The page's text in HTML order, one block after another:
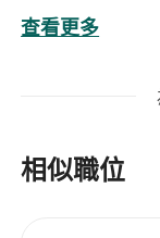
• 全流程負責
程安排及人員
手續，負責勞
負責強積金（
查看更多
相似職位